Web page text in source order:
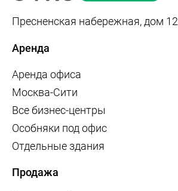
Пресненская набережная, дом 12
Аренда
Аренда офиса
Москва-Сити
Все бизнес-центры
Особняки под офис
Отдельные здания
Продажа